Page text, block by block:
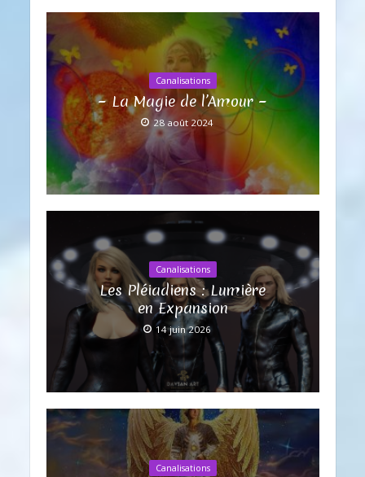
Canalisations
~ La Magie de l’Amour ~
28 août 2024
Canalisations
Les Pléiadiens : Lumière
en Expansion
14 juin 2026
Canalisations